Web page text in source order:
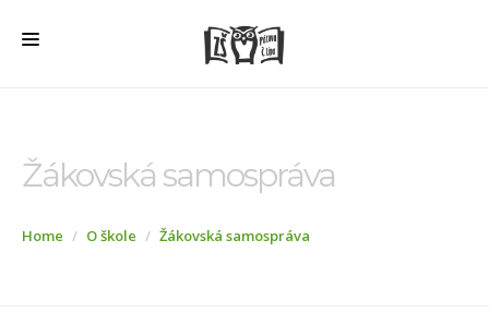
ŠD + ŠK
Žákovská samospráva
Home O škole Žákovská samospráva